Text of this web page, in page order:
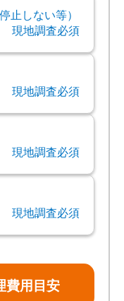
止しない等）
現地調査必須
現地調査必須
現地調査必須
現地調査必須
費用目安